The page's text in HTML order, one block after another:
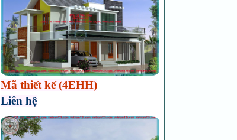
Mã thiết kế (4EHH)
Liên hệ